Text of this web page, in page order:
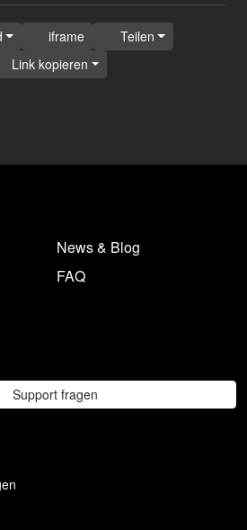
iframe
Teilen
Link kopieren
News & Blog
FAQ
Support fragen